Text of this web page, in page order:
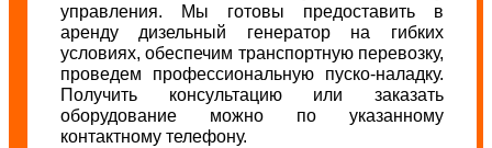
управления. Мы готовы предоставить в
аренду дизельный генератор на гибких
условиях, обеспечим транспортную перевозку,
проведем профессиональную пуско-наладку.
Получить консультацию или заказать
оборудование можно по указанному
контактному телефону.